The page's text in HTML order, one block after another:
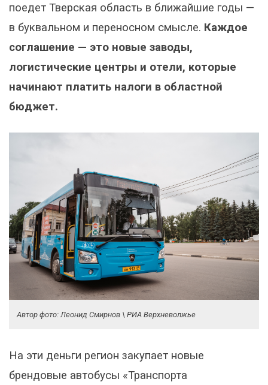
поедет Тверская область в ближайшие годы —
в буквальном и переносном смысле. Каждое
соглашение — это новые заводы,
логистические центры и отели, которые
начинают платить налоги в областной
бюджет.
Автор фото: Леонид Смирнов \ РИА Верхневолжье
На эти деньги регион закупает новые
брендовые автобусы «Транспорта